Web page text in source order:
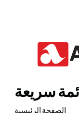
سريعة
الصفحة الرئيسية